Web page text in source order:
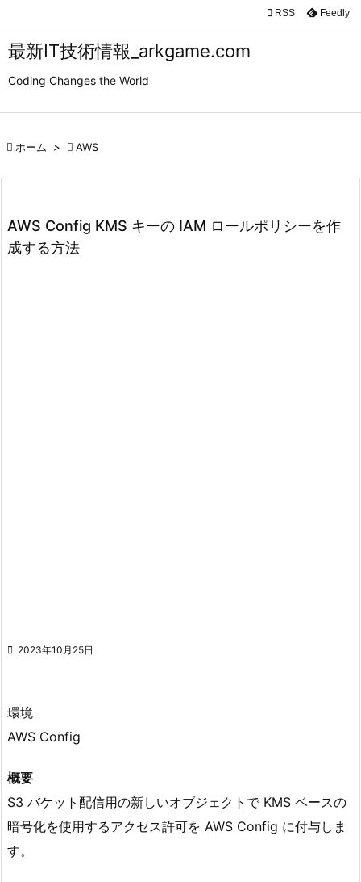
最新IT技術情報_arkgame.com
Coding Changes the World


検索
 RSS Feedly
 ホーム >  AWS
AWS Config KMS キーの IAM ロールポリシーを作
成する方法
 2023年10月25日
環境
AWS Config
概要
S3 バケット配信用の新しいオブジェクトで KMS ベースの
暗号化を使用するアクセス許可を AWS Config に付与しま
す。